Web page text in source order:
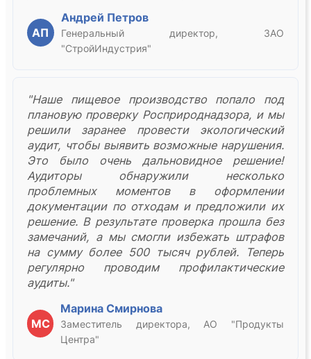
АП
Андрей Петров
Генеральный директор, ЗАО
"СтройИндустрия"
"Наше пищевое производство попало под
плановую проверку Росприроднадзора, и мы
решили заранее провести экологический
аудит, чтобы выявить возможные нарушения.
Это было очень дальновидное решение!
Аудиторы обнаружили несколько
проблемных моментов в оформлении
документации по отходам и предложили их
решение. В результате проверка прошла без
замечаний, а мы смогли избежать штрафов
на сумму более 500 тысяч рублей. Теперь
регулярно проводим профилактические
аудиты."
МС
Марина Смирнова
Заместитель директора, АО "Продукты
Центра"